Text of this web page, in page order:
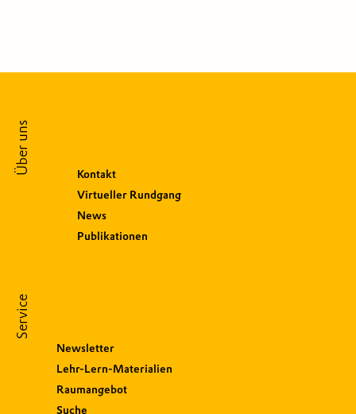
Über uns
Kontakt
Virtueller Rundgang
News
Publikationen
Service
Newsletter
Lehr-Lern-Materialien
Raumangebot
Suche